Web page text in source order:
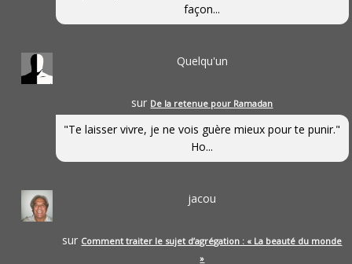
façon...
Quelqu'un
sur De la retenue pour Ramadan
"Te laisser vivre, je ne vois guère mieux pour te punir."
Ho...
jacou
sur Comment traiter le sujet d’agrégation : « La beauté du monde
»